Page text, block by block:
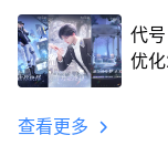
代
优
查看更多